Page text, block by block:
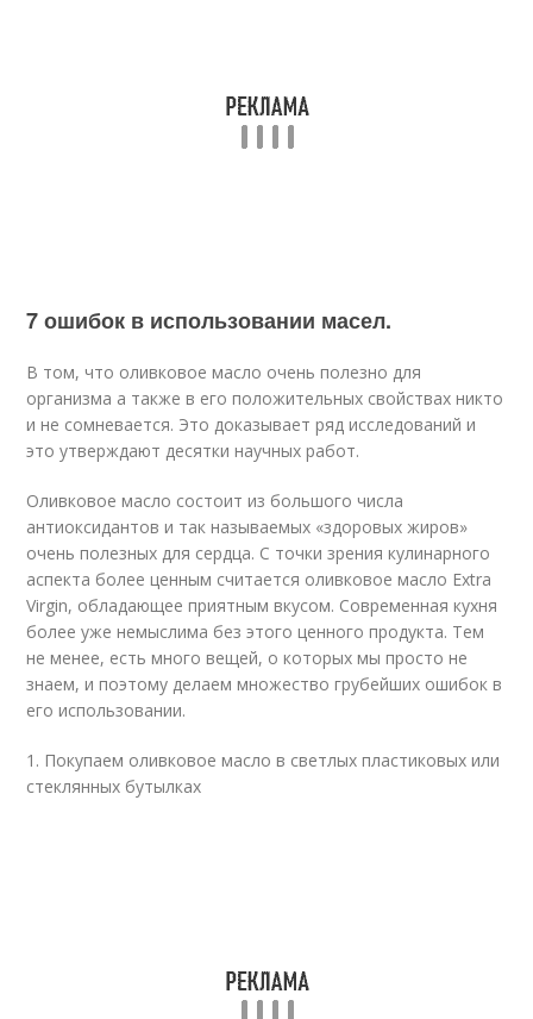
7 ошибок в использовании масел.
В том, что оливковое масло очень полезно для
организма а также в его положительных свойствах никто
и не сомневается. Это доказывает ряд исследований и
это утверждают десятки научных работ.
Оливковое масло состоит из большого числа
антиоксидантов и так называемых «здоровых жиров»
очень полезных для сердца. С точки зрения кулинарного
аспекта более ценным считается оливковое масло Extra
Virgin, обладающее приятным вкусом. Современная кухня
более уже немыслима без этого ценного продукта. Тем
не менее, есть много вещей, о которых мы просто не
знаем, и поэтому делаем множество грубейших ошибок в
его использовании.
1. Покупаем оливковое масло в светлых пластиковых или
стеклянных бутылках